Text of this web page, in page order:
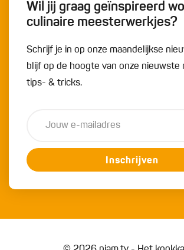
Wil jij graag geïnspireerd
culinaire meesterwerkjes?
Schrijf je in op onze maandelijkse
blijf op de hoogte van onze nieuwste
tips- & tricks.
Inschrijven